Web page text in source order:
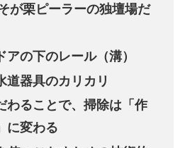
が栗ピーラーの独壇場だ
アの下のレール（溝）
道器具のカリカリ
わることで、掃除は「作
に変わる